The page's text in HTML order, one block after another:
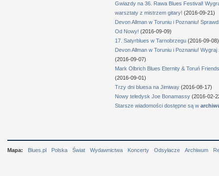
Gwiazdy na 36. Rawa Blues Festival!
warsztaty z mistrzem gitary! (2016-09-21)
Devon Allman w Toruniu i Poznaniu!
Od Nowy! (2016-09-09)
17. Satyrblues w Tarnobrzegu (2016-09-08)
Devon Allman w Toruniu i Poznaniu!
(2016-09-07)
Mark Olbrich Blues Eternity & Toruń
(2016-09-01)
Trzy dni bluesa na Jimiway (2016-08-17)
Nowy teledysk Joe Bonamassy (2016-02-
Starsze wiadomości dostępne są w
Mapa: Blues.pl Polska Świat Wydawnictwa Koncerty Odsyłacze Archiwum